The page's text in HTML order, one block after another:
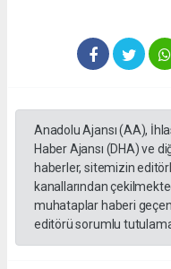
Anadolu Ajansı (AA),
Haber Ajansı (DHA) ve
haberler, sitemizin
kanallarından
muhataplar haberi
editörü sorumlu